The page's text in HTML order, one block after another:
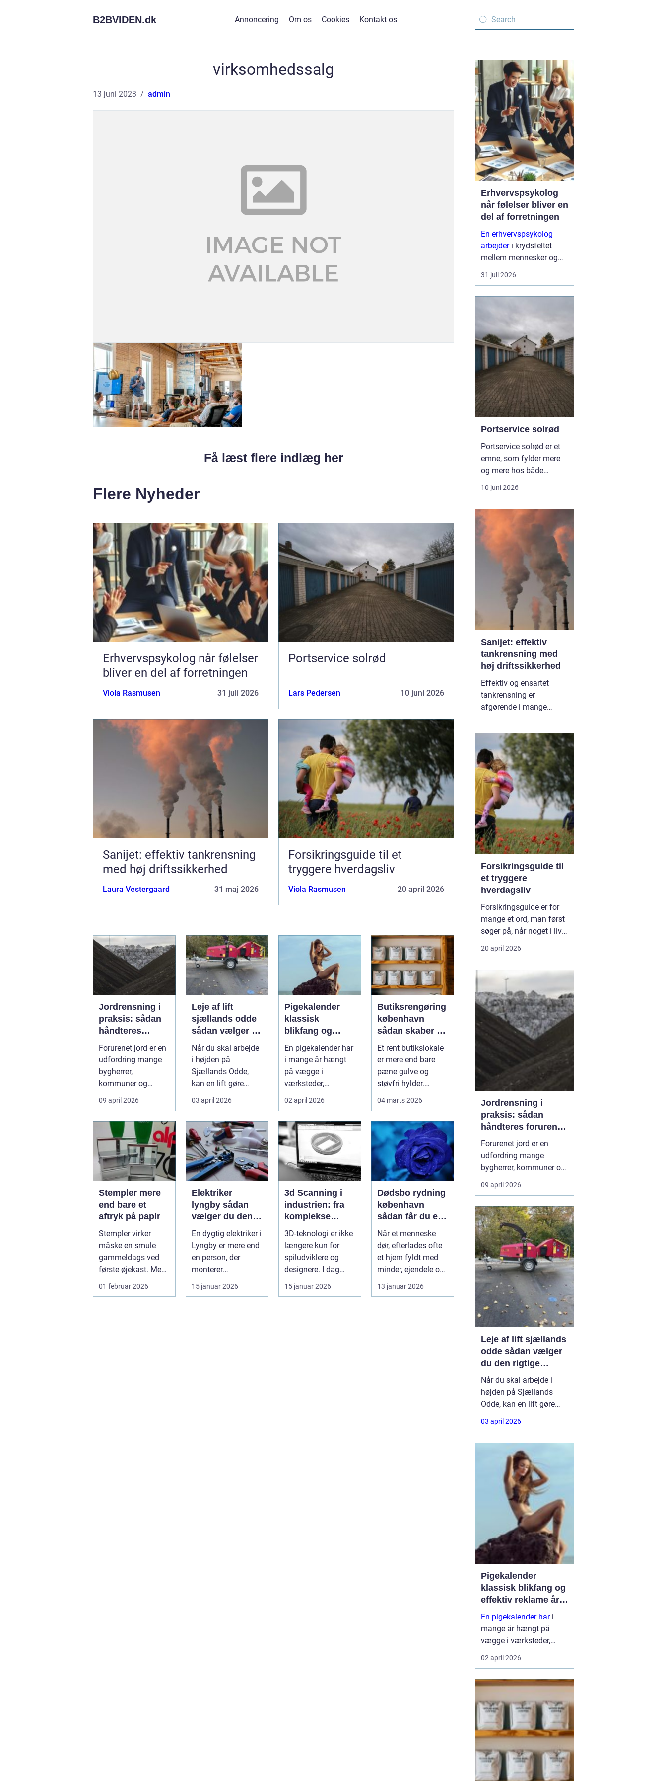
B2BVIDEN.dk Annoncering Om os Cookies Kontakt os
virksomhedssalg
13 juni 2023 admin
Få læst flere indlæg her
Flere Nyheder
Erhvervspsykolog når følelser
bliver en del af forretningen
Viola Rasmusen 31 juli 2026
Portservice solrød
Lars Pedersen 10 juni 2026
Sanijet: effektiv tankrensning
med høj driftssikkerhed
Laura Vestergaard 31 maj 2026
Forsikringsguide til et
tryggere hverdagsliv
Viola Rasmusen 20 april 2026
Jordrensning i
praksis: sådan
håndteres
forurenet jord
ansvarligt
Forurenet jord er en
udfordring mange
bygherrer,
kommuner og
virksomheder
møder, når gamle
industrig...
09 april 2026
Leje af lift
sjællands odde
sådan vælger du
den rigtige
løsning
Når du skal arbejde
i højden på
Sjællands Odde,
kan en lift gøre
forskellen på en
besværlig og en
ov...
03 april 2026
Pigekalender
klassisk
blikfang og
effektiv reklame
året rundt
En pigekalender har
i mange år hængt
på vægge i
værksteder,
lagerhaller og
frokoststuer over
hele la...
02 april 2026
Butiksrengøring
københavn
sådan skaber du
en butik,
kunderne har
lyst til at komme
tilbage til
Et rent butikslokale
er mere end bare
pæne gulve og
støvfri hylder.
04 marts 2026
Stempler mere
end bare et
aftryk på papir
Stempler virker
måske en smule
gammeldags ved
første øjekast. Men i
mange
01 februar 2026
Elektriker
lyngby sådan
vælger du den
rigtige fagmand
En dygtig elektriker i
Lyngby er mere end
en person, der
monterer
stikkontakter. El-
installationer e...
15 januar 2026
3d Scanning i
industrien: fra
komplekse
anlæg til
præcise
beslutninger
3D-teknologi er ikke
længere kun for
spiludviklere og
designere. I dag
bruger en lang
række virksomh...
15 januar 2026
Dødsbo rydning
københavn
sådan får du et
trygt og
professionelt
forløb
Når et menneske
dør, efterlades ofte
et hjem fyldt med
minder, ejendele og
historie. For mange
pårør...
13 januar 2026
Erhvervspsykolog
når følelser bliver en
del af forretningen
En erhvervspsykolog
arbejderi krydsfeltet
mellem mennesker og
forretning. Fokus er ikke
kun på trivsel, men også
påvirker resultater,
strategier og
forandringe...
31 juli 2026
Portservice solrød
Portservice solrød er et
emne, som fylder mere
og mere hos både
private husejere og
virksomheder, der har
komfort og
driftssikkerhed i
hverdagen. Når en port
ikke fungerer, stopper
hverdagen hurtigt op, og
både logistik,
adgangsfo...
10 juni 2026
Sanijet: effektiv
tankrensning med
høj driftssikkerhed
Effektiv og ensartet
tankrensning er
afgørende i mange
hygiejne, sikkerhed og
driftsøkonomi spiller en
stor rolle, kan små fejl få
store konsekvenser. Her
er roterende tankrensere
31 maj 2026
Forsikringsguide til
et tryggere
hverdagsliv
Forsikringsguide er for
mange et ord, man først
søger på, når noget i livet
ændrer sig.
andre selskaber oplever,
du flytter, får børn, køber
bil eller ændrer job, og så
kan en enkel...
20 april 2026
Jordrensning i
praksis: sådan
håndteres forurenet
jord ansvarligt
Forurenet jord er en
udfordring mange
bygherrer, kommuner og
virksomheder møder, når
gamle industrigrunde
opdages forurening i
forbindelse med
anlægsarbejde.
Jordrensning handler
om at fjerne eller
reducere skadelige
stoffer ...
09 april 2026
Leje af lift sjællands
odde sådan vælger
du den rigtige
løsning
Når du skal arbejde i
højden på Sjællands
Odde, kan en lift gøre
forskellen på en
besværlig og en
Hvad enten du skal
beskære træer, male
gavl, reparere tagrender
eller sætte nye skilte op,
03 april 2026
Pigekalender
klassisk blikfang og
effektiv reklame året
rundt
En pigekalender hari
mange år hængt på
vægge i værksteder,
lagerhaller og
frokoststuer over hele
et stykke tradition og
humor på
arbejdspladsen, for
andre er d...
02 april 2026